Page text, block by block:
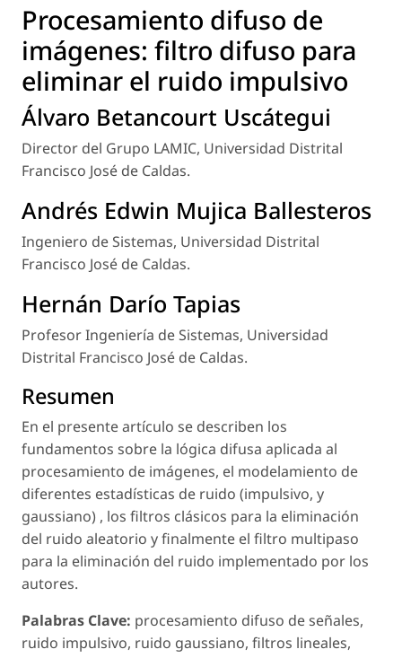
Procesamiento difuso de
imágenes: filtro difuso para
eliminar el ruido impulsivo
Álvaro Betancourt Uscátegui
Director del Grupo LAMIC, Universidad Distrital
Francisco José de Caldas.
Andrés Edwin Mujica Ballesteros
Ingeniero de Sistemas, Universidad Distrital
Francisco José de Caldas.
Hernán Darío Tapias
Profesor Ingeniería de Sistemas, Universidad
Distrital Francisco José de Caldas.
Resumen
En el presente artículo se describen los
fundamentos sobre la lógica difusa aplicada al
procesamiento de imágenes, el modelamiento de
diferentes estadísticas de ruido (impulsivo, y
gaussiano) , los filtros clásicos para la eliminación
del ruido aleatorio y finalmente el filtro multipaso
para la eliminación del ruido implementado por los
autores.
Palabras Clave: procesamiento difuso de señales,
ruido impulsivo, ruido gaussiano, filtros lineales,